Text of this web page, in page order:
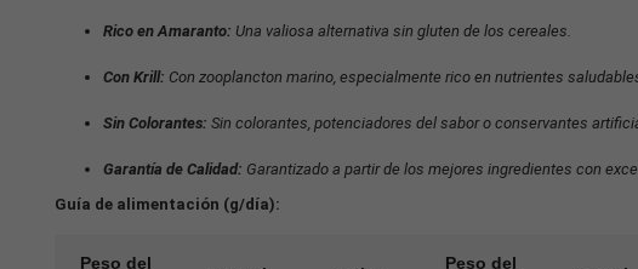
Rico en Amaranto: Una valiosa alternativa sin gluten de los cereales.
Con Krill: Con zooplancton marino, especialmente rico en nutrientes
Sin Colorantes: Sin colorantes, potenciadores del sabor o conservantes
Garantía de Calidad: Garantizado a partir de los mejores ingredientes con
Guía de alimentación (g/día):
Peso del
Peso del